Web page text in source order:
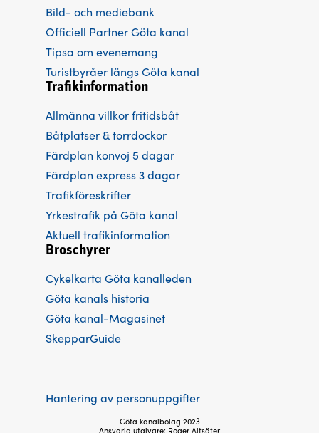
Bild- och mediebank
Officiell Partner Göta kanal
Tipsa om evenemang
Turistbyråer längs Göta kanal
Trafikinformation
Allmänna villkor fritidsbåt
Båtplatser & torrdockor
Färdplan konvoj 5 dagar
Färdplan express 3 dagar
Trafikföreskrifter
Yrkestrafik på Göta kanal
Aktuell trafikinformation
Broschyrer
Cykelkarta Göta kanalleden
Göta kanals historia
Göta kanal-Magasinet
SkepparGuide
Hantering av personuppgifter
Göta kanalbolag 2023
Ansvarig utgivare: Roger Altsäter